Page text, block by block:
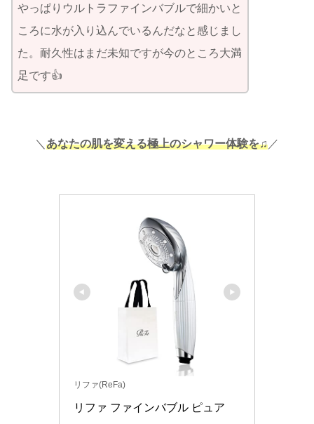
やっぱりウルトラファインバブルで細かいと
ころに水が入り込んでいるんだなと感じまし
た。耐久性はまだ未知ですが今のところ大満
足です👍
＼ あなたの肌を変える極上のシャワー体験を♫ ／
リファ(ReFa)
リファ ファインバブル ピュア